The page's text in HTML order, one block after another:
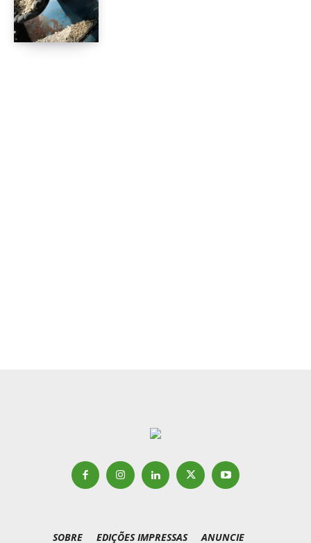
SOBRE EDIÇÕES IMPRESSAS ANUNCIE